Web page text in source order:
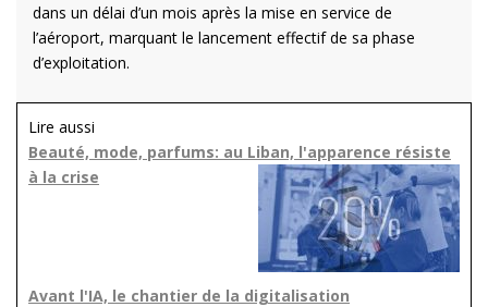
dans un délai d’un mois après la mise en service de
l’aéroport, marquant le lancement effectif de sa phase
d’exploitation.
Lire aussi
Beauté, mode, parfums: au Liban, l'apparence résiste
à la crise
Avant l'IA, le chantier de la digitalisation